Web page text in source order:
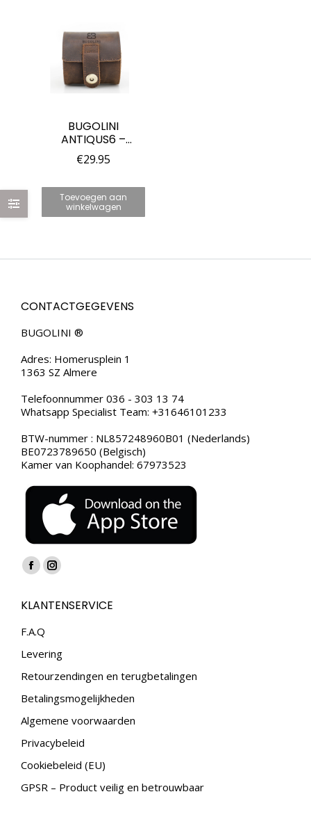
BUGOLINI
ANTIQUS6 –
LEDEREN
HORLOGEDOOS
HORLOGEHOUDER
– ECHT LEER
€29.95
Toevoegen aan
winkelwagen
CONTACTGEGEVENS
BUGOLINI ®
Adres: Homerusplein 1
1363 SZ Almere
Telefoonnummer 036 - 303 13 74
Whatsapp Specialist Team: +31646101233
BTW-nummer : NL857248960B01 (Nederlands)
BE0723789650 (Belgisch)
Kamer van Koophandel: 67973523
Vind ons op:
Facebook
opens
in
window
Instagram
opens
window
KLANTENSERVICE
F.A.Q
Levering
Retourzendingen en terugbetalingen
Betalingsmogelijkheden
Algemene voorwaarden
Privacybeleid
Cookiebeleid (EU)
GPSR – Product veilig en betrouwbaar